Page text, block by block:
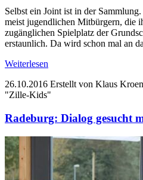
Selbst ein Joint ist in der
meist jugendlichen Mitbürgern, die
zugänglichen Spielplatz der
erstaunlich. Da wird schon mal an
Weiterlesen
26.10.2016 Erstellt von Klaus
"Zille-Kids"
Radeburg: Dialog gesucht